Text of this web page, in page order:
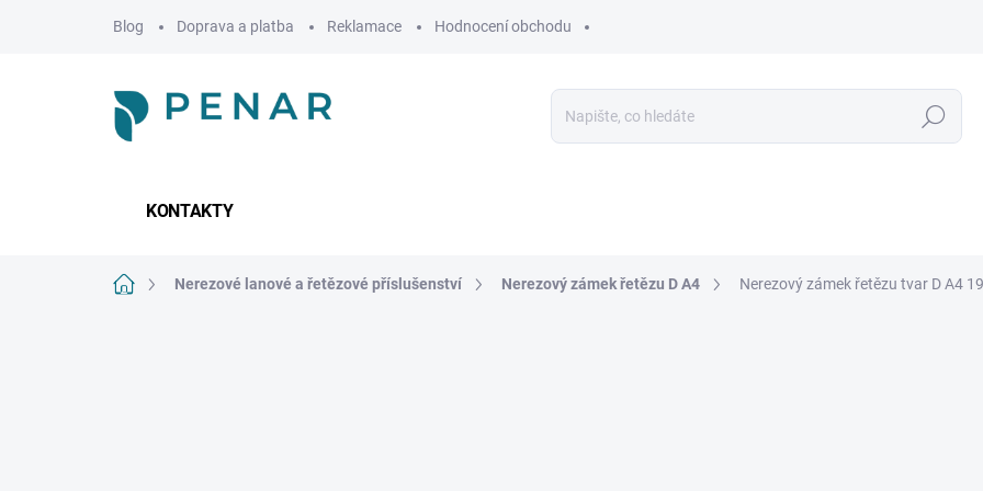
Blog Doprava a platba Reklamace Hodnocení obchodu
Hledat
KONTAKTY
Domů Nerezové lanové a řetězové příslušenství Nerezový zámek řetězu D A4 Nerezový zámek řetězu tvar D A4